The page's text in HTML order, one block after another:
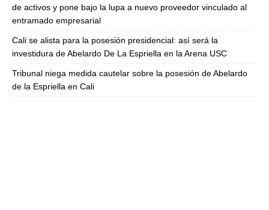
de activos y pone bajo la lupa a nuevo proveedor vinculado al
entramado empresarial
Cali se alista para la posesión presidencial: así será la
investidura de Abelardo De La Espriella en la Arena USC
Tribunal niega medida cautelar sobre la posesión de Abelardo
de la Espriella en Cali